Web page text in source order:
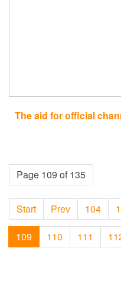
The aid for official
Page 109 of 135
Start Prev 104
109 110 111